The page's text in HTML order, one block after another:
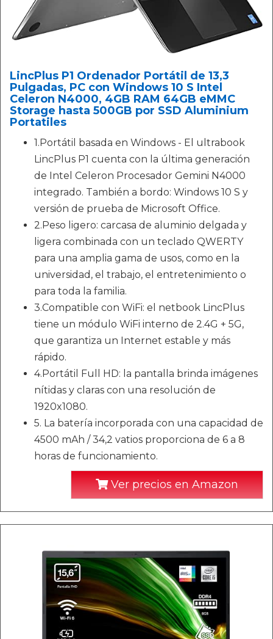
LincPlus P1 Ordenador Portátil de 13,3
Pulgadas, PC con Windows 10 S Intel
Celeron N4000, 4GB RAM 64GB eMMC
Storage hasta 500GB por SSD Aluminium
Portatiles
1.Portátil basada en Windows - El ultrabook
LincPlus P1 cuenta con la última generación
de Intel Celeron Procesador Gemini N4000
integrado. También a bordo: Windows 10 S y
versión de prueba de Microsoft Office.
2.Peso ligero: carcasa de aluminio delgada y
ligera combinada con un teclado QWERTY
para una amplia gama de usos, como en la
universidad, el trabajo, el entretenimiento o
para toda la familia.
3.Compatible con WiFi: el netbook LincPlus
tiene un módulo WiFi interno de 2.4G + 5G,
que garantiza un Internet estable y más
rápido.
4.Portátil Full HD: la pantalla brinda imágenes
nítidas y claras con una resolución de
1920x1080.
5. La batería incorporada con una capacidad de
4500 mAh / 34,2 vatios proporciona de 6 a 8
horas de funcionamiento.
Ver precios en Amazon